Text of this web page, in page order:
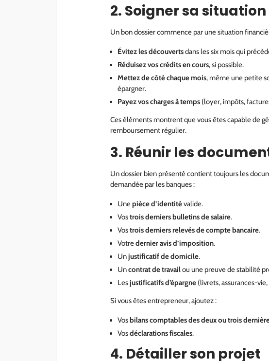
2. Soigner sa
Un bon dossier commence par une situation
Évitez les découvertsdans les six mois qui
Réduisez vos crédits en cours, si possible.
Mettez de côté chaque mois, même une petite
épargner.
Payez vos charges à temps (loyer, impôts,
Ces éléments montrent que vous êtes capable de
remboursement régulier.
3. Réunir les
Un dossier bien présenté contient toujours les
demandée par les banques :
Unepièce d’identitévalide.
Vostrois derniers bulletins de salaire.
Vostrois derniers relevés de compte bancaire.
Votredernier avis d’imposition.
Unjustificatif de domicile.
Uncontrat de travailou une preuve de stabilité
Lesjustificatifs d’épargne (livrets, assurances-
Si vous êtes entrepreneur, ajoutez :
Vos bilans comptables des deux ou trois
Vosdéclarations fiscales.
4. Détailler son projet